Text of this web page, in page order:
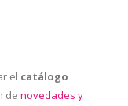
el catálogo
de novedades y